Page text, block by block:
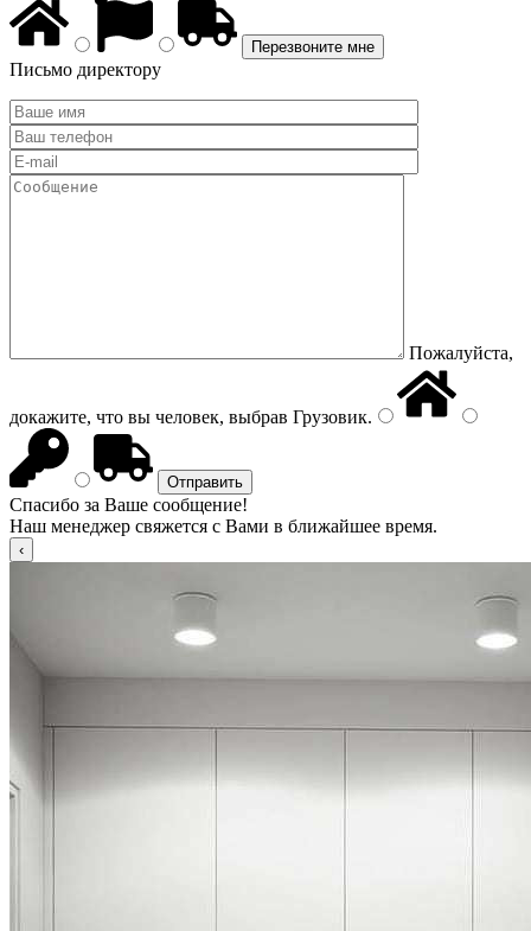
Письмо директору
Пожалуйста,
докажите, что вы человек, выбрав Грузовик.
Спасибо за Ваше сообщение!
Наш менеджер свяжется с Вами в ближайшее время.